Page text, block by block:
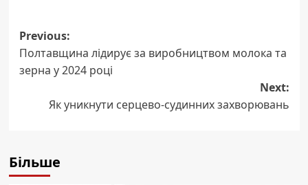
Post
navigation
Previous:
Полтавщина лідирує за виробництвом молока та
зерна у 2024 році
Next:
Як уникнути серцево-судинних захворювань
Більше